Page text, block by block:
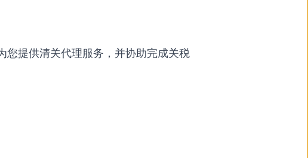
您提供清关代理服务，并协助完成关税